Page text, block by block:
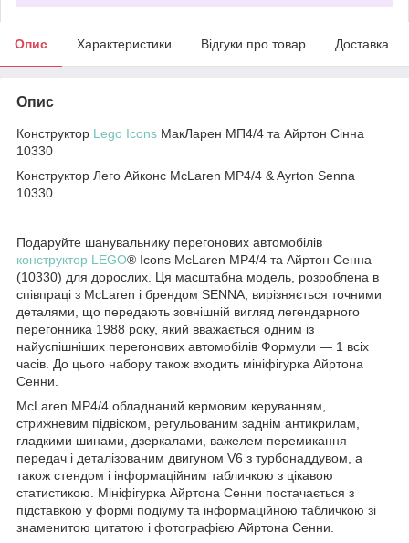
Опис Характеристики Відгуки про товар Доставка
Опис
Конструктор Lego Icons МакЛарен МП4/4 та Айртон Сінна
10330
Конструктор Лего Айконс McLaren MP4/4 & Ayrton Senna
10330
Подаруйте шанувальнику перегонових автомобілів
конструктор LEGO® Icons McLaren MP4/4 та Айртон Сенна
(10330) для дорослих. Ця масштабна модель, розроблена в
співпраці з McLaren і брендом SENNA, вирізняється точними
деталями, що передають зовнішній вигляд легендарного
перегонника 1988 року, який вважається одним із
найуспішніших перегонових автомобілів Формули — 1 всіх
часів. До цього набору також входить мініфігурка Айртона
Сенни.
McLaren MP4/4 обладнаний кермовим керуванням,
стрижневим підвіском, регульованим заднім антикрилам,
гладкими шинами, дзеркалами, важелем перемикання
передач і деталізованим двигуном V6 з турбонаддувом, а
також стендом і інформаційним табличкою з цікавою
статистикою. Мініфігурка Айртона Сенни постачається з
підставкою у формі подіуму та інформаційною табличкою зі
знаменитою цитатою і фотографією Айртона Сенни.